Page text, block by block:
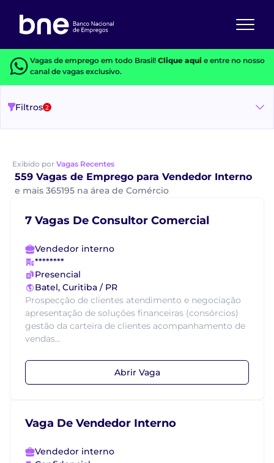
Vagas de emprego em todo Brasil! Clique aquie entre no nosso
canal de vagas exclusivo.
Filtros 2
Exibido por Vagas Recentes
559 Vagas de Emprego para Vendedor Interno
e mais 365195 na área de Comércio
7 Vagas De Consultor Comercial
Vendedor interno
********
Presencial
Batel, Curitiba / PR
Prospecção de clientes atendimento e negociação
apresentação de soluções financeiras (consórcios)
gestão da carteira de clientes acompanhamento de
vendas...
Abrir Vaga
Vaga De Vendedor Interno
Vendedor interno